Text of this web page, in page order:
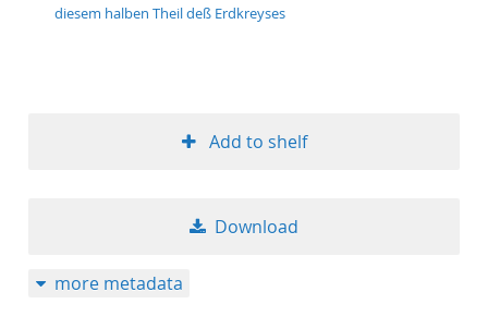
diesem halben Theil deß Erdkreyses
Add to shelf
Download
more metadata